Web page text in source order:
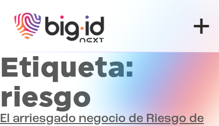
Etiqueta:
riesgo
El arriesgado negocio de Riesgo de